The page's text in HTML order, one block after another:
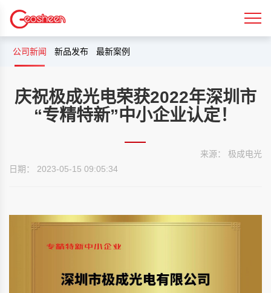
公司新闻 新品发布 最新案例
庆祝极成光电荣获2022年深圳市
“专精特新”中小企业认定！
来源： 极成电光
日期： 2023-05-15 09:05:34